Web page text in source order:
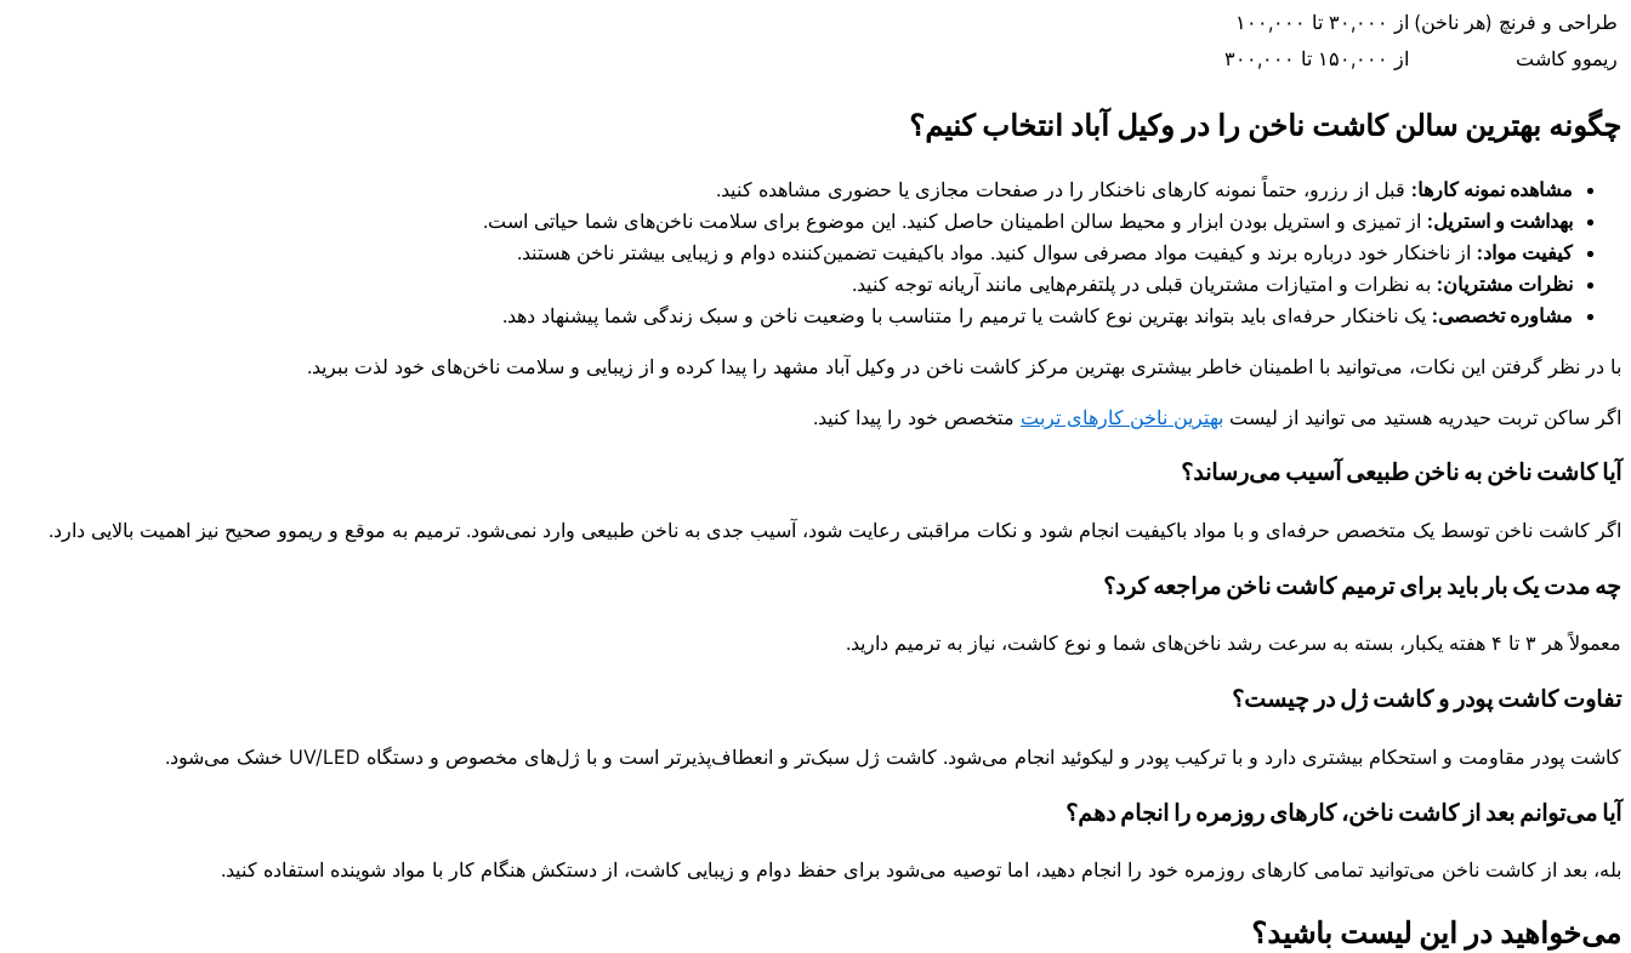
طراحی و فرنچ (هر ناخن) از ۳۰,۰۰۰ تا ۱۰۰,۰۰۰
ریموو کاشت
از ۱۵۰,۰۰۰ تا ۳۰۰,۰۰۰
چگونه بهترین سالن کاشت ناخن را در وکیل آباد انتخاب کنیم؟
مشاهده نمونه کارها: قبل از رزرو، حتماً نمونه کارهای ناخنکار را در صفحات مجازی یا حضوری مشاهده کنید.
بهداشت و استریل: از تمیزی و استریل بودن ابزار و محیط سالن اطمینان حاصل کنید. این موضوع برای سلامت ناخن‌های شما حیاتی است.
کیفیت مواد: از ناخنکار خود درباره برند و کیفیت مواد مصرفی سوال کنید. مواد باکیفیت تضمین‌کننده دوام و زیبایی بیشتر ناخن هستند.
نظرات مشتریان: به نظرات و امتیازات مشتریان قبلی در پلتفرم‌هایی مانند آریانه توجه کنید.
مشاوره تخصصی: یک ناخنکار حرفه‌ای باید بتواند بهترین نوع کاشت یا ترمیم را متناسب با وضعیت ناخن و سبک زندگی شما پیشنهاد دهد.
با در نظر گرفتن این نکات، می‌توانید با اطمینان خاطر بیشتری بهترین مرکز کاشت ناخن در وکیل آباد مشهد را پیدا کرده و از زیبایی و سلامت ناخن‌های خود لذت ببرید.
اگر ساکن تربت حیدریه هستید می توانید از لیست بهترین ناخن کارهای تربت متخصص خود را پیدا کنید.
آیا کاشت ناخن به ناخن طبیعی آسیب می‌رساند؟
اگر کاشت ناخن توسط یک متخصص حرفه‌ای و با مواد باکیفیت انجام شود و نکات مراقبتی رعایت شود، آسیب جدی به ناخن طبیعی وارد نمی‌شود. ترمیم به موقع و ریموو صحیح نیز اهمیت بالایی دارد.
چه مدت یک بار باید برای ترمیم کاشت ناخن مراجعه کرد؟
معمولاً هر ۳ تا ۴ هفته یکبار، بسته به سرعت رشد ناخن‌های شما و نوع کاشت، نیاز به ترمیم دارید.
تفاوت کاشت پودر و کاشت ژل در چیست؟
کاشت پودر مقاومت و استحکام بیشتری دارد و با ترکیب پودر و لیکوئید انجام می‌شود. کاشت ژل سبک‌تر و انعطاف‌پذیرتر است و با ژل‌های مخصوص و دستگاه UV/LED خشک می‌شود.
آیا می‌توانم بعد از کاشت ناخن، کارهای روزمره را انجام دهم؟
بله، بعد از کاشت ناخن می‌توانید تمامی کارهای روزمره خود را انجام دهید، اما توصیه می‌شود برای حفظ دوام و زیبایی کاشت، از دستکش هنگام کار با مواد شوینده استفاده کنید.
می‌خواهید در این لیست باشید؟